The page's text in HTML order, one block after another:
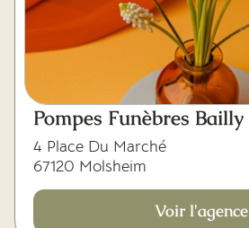
Pompes Funèbres Bailly
4 Place Du Marché
67120 Molsheim
Voir l'agence